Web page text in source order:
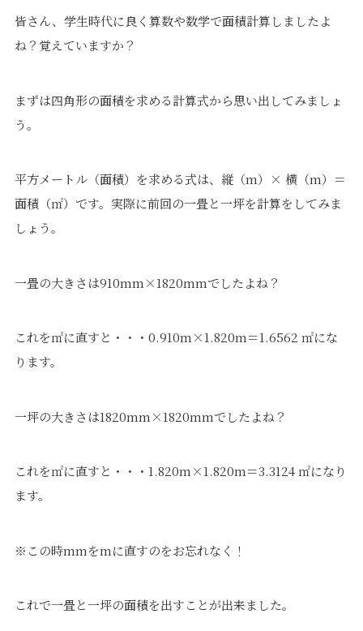
採用情報
オーダー家具
カタログ請求
プライバシーポリシー｜サイトマップ｜トップページ
皆さん、学生時代に良く算数や数学で面積計算しましたよ
ね？覚えていますか？
まずは四角形の面積を求める計算式から思い出してみましょ
う。
平方メートル（面積）を求める式は、縦（m）× 横（m）＝
面積（㎡）です。実際に前回の一畳と一坪を計算をしてみま
しょう。
一畳の大きさは910mm×1820mmでしたよね？
これを㎡に直すと・・・0.910m×1.820m＝1.6562 ㎡にな
ります。
一坪の大きさは1820mm×1820mmでしたよね？
これを㎡に直すと・・・1.820m×1.820m＝3.3124 ㎡になり
ます。
※この時mmをmに直すのをお忘れなく！
これで一畳と一坪の面積を出すことが出来ました。